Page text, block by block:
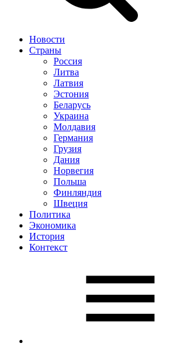
Новости
Страны
Россия
Литва
Латвия
Эстония
Беларусь
Украина
Молдавия
Германия
Грузия
Дания
Норвегия
Польша
Финляндия
Швеция
Политика
Экономика
История
Контекст